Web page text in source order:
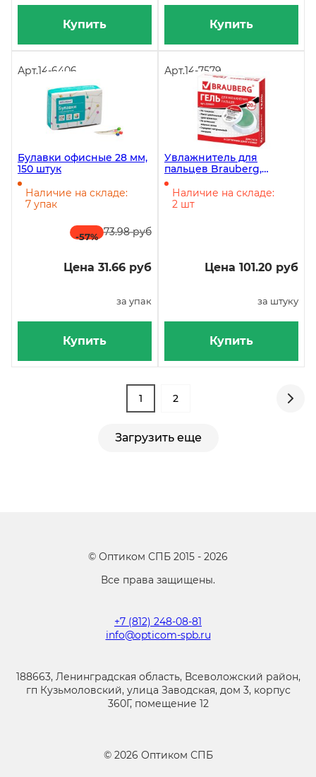
Купить Купить
Арт.14-6406
Булавки офисные 28 мм,
150 штук
Наличие на складе:
7 упак
-57% 73.98 руб
Цена 31.66 руб
за упак
Купить
Арт.14-7579
Увлажнитель для
пальцев Brauberg,
гелиевый, 20 г,
нежирный, нетоксичный
*12
Наличие на складе:
2 шт
Цена 101.20 руб
за штуку
Купить
1 2
Загрузить еще
© Оптиком СПБ 2015 - 2026
Все права защищены.
+7 (812) 248-08-81
info@opticom-spb.ru
188663, Ленинградская область, Всеволожский район,
гп Кузьмоловский, улица Заводская, дом 3, корпус
360Г, помещение 12
© 2026 Оптиком СПБ